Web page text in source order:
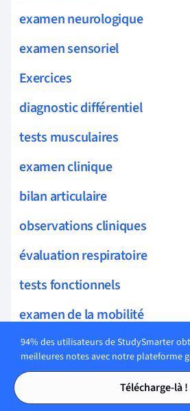
Tables des matières
Tables des matières
examen neurologique
examen sensoriel
Exercices
diagnostic différentiel
tests musculaires
examen clinique
bilan articulaire
observations cliniques
évaluation respiratoire
tests fonctionnels
examen de la mobilité
bilan de stabilité
tests de provocation
bilan fonctionnel
94% des utilisateurs de StudySmarter
meilleures notes avec notre plateforme
Télécharge-là !